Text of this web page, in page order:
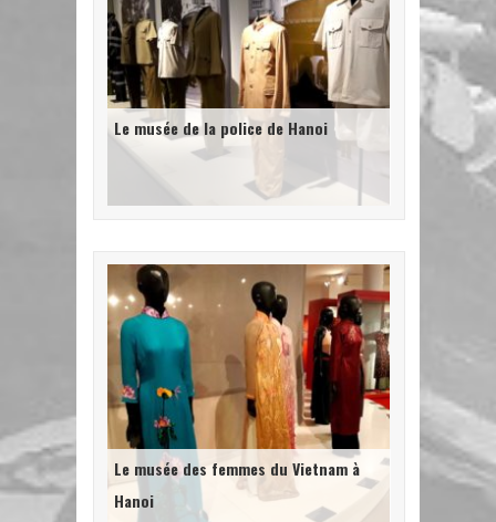
Le musée de la police de Hanoi
Le musée des femmes du Vietnam à
Hanoi